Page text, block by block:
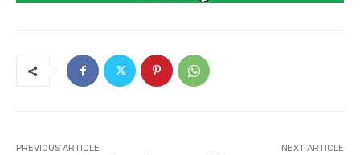
PREVIOUS ARTICLE NEXT ARTICLE